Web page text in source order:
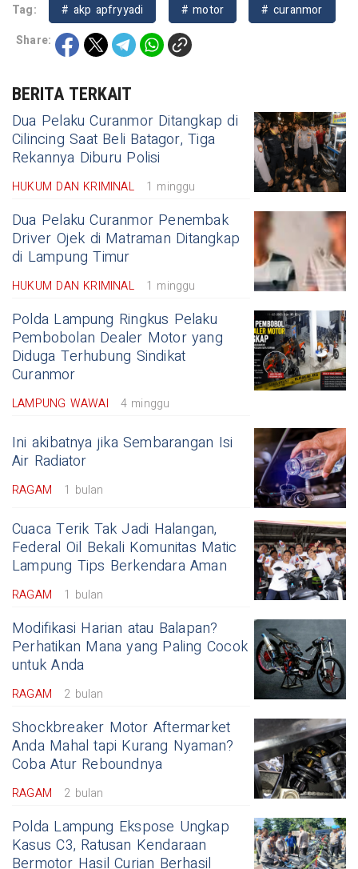
Tag: # akp apfryyadi # motor
# curanmor
Share:
BERITA TERKAIT
Dua Pelaku Curanmor Ditangkap di
Cilincing Saat Beli Batagor, Tiga
Rekannya Diburu Polisi
HUKUM DAN KRIMINAL 1 minggu
Dua Pelaku Curanmor Penembak
Driver Ojek di Matraman Ditangkap
di Lampung Timur
HUKUM DAN KRIMINAL 1 minggu
Polda Lampung Ringkus Pelaku
Pembobolan Dealer Motor yang
Diduga Terhubung Sindikat
Curanmor
LAMPUNG WAWAI 4 minggu
Ini akibatnya jika Sembarangan Isi
Air Radiator
RAGAM 1 bulan
Cuaca Terik Tak Jadi Halangan,
Federal Oil Bekali Komunitas Matic
Lampung Tips Berkendara Aman
RAGAM 1 bulan
Modifikasi Harian atau Balapan?
Perhatikan Mana yang Paling Cocok
untuk Anda
RAGAM 2 bulan
Shockbreaker Motor Aftermarket
Anda Mahal tapi Kurang Nyaman?
Coba Atur Reboundnya
RAGAM 2 bulan
Polda Lampung Ekspose Ungkap
Kasus C3, Ratusan Kendaraan
Bermotor Hasil Curian Berhasil